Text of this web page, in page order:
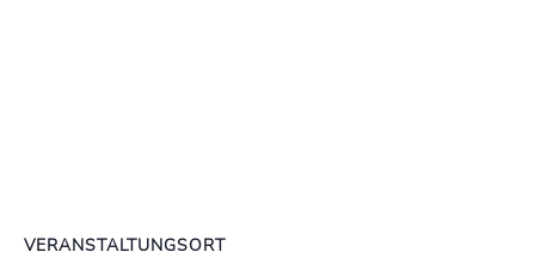
VERANSTALTUNGSORT